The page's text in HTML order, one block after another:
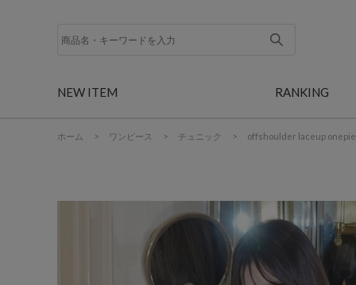
NEW ITEM RANKING
ホーム > ワンピース > チュニック > offshoulder laceup